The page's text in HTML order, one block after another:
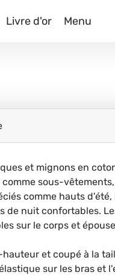
Livre d'or Menu
et mignons en
sous-
comme hauts
de nuit confortables.
sur le corps et
hauteur et coupé à la
sur les bras et